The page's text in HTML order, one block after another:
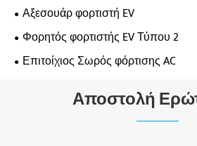
Αξεσουάρ φορτιστή EV
Φορητός φορτιστής EV Τύπου 2
Επιτοίχιος Σωρός φόρτισης AC
Αποστολή